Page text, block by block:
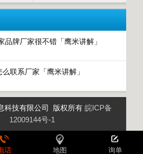
品牌厂家很不错「鹰米讲解」
联系厂家「鹰米讲解」
科技有限公司 版权所有 皖ICP备
12009144号-1
话 地图 询单